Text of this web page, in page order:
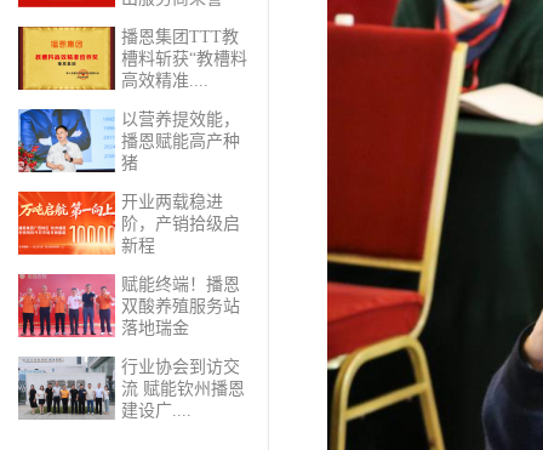
播恩集团TTT教
槽料斩获“教槽料
高效精准....
以营养提效能，
播恩赋能高产种
猪
开业两载稳进
阶，产销拾级启
新程
赋能终端！播恩
双酸养殖服务站
落地瑞金
行业协会到访交
流 赋能钦州播恩
建设广....